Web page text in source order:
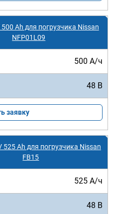
Ah для погрузчика Nissan
NFP01L09
500 А/ч
48 В
заявку
525 Ah для погрузчика Nissan
FB15
525 А/ч
48 В